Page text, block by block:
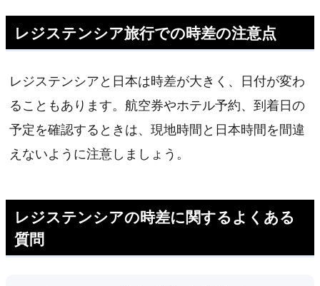
レジステンシア旅行での時差の注意点
レジステンシアと日本は時差が大きく、日付が変わ
ることもあります。航空券やホテル予約、到着日の
予定を確認するときは、現地時間と日本時間を間違
えないように注意しましょう。
レジステンシアの時差に関するよくある
質問